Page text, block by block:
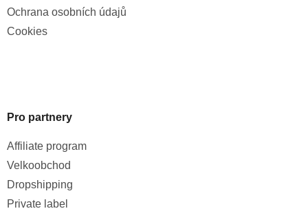
Ochrana osobních údajů
Cookies
Pro partnery
Affiliate program
Velkoobchod
Dropshipping
Private label